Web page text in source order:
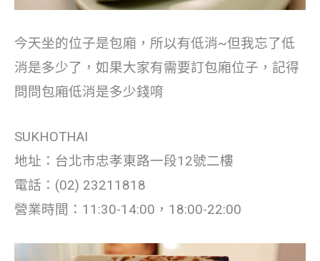
今天坐的位子是包廂，所以有低消~但我忘了低
消是多少了，如果大家有需要訂包廂位子，記得
問問包廂低消是多少錢唷
SUKHOTHAI
地址：台北市忠孝東路一段12號二樓
電話：(02) 23211818
營業時間：11:30-14:00，18:00-22:00